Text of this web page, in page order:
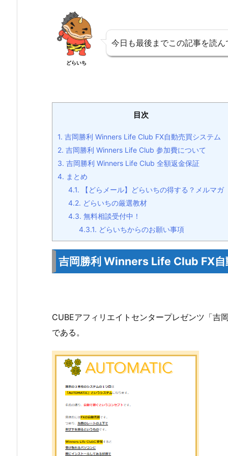
どらいち
今日も最後までこの記事を読ん
目次
1. 吉岡勝利 Winners Life Club FX自動売買システム
2. 吉岡勝利 Winners Life Club 参加費について
3. 吉岡勝利 Winners Life Club 全額返金保証
4. まとめ
4.1. 【どらメール】どらいちの得する？メルマガ
4.2. どらいちの厳選教材
4.3. 無料相談受付中！
4.3.1. どらいちからのお願い事項
吉岡勝利 Winners Life Club FX自
CUBEアフィリエイトセンタープレゼンツ「
である。